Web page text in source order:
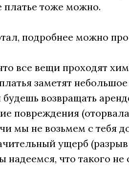
платье тоже можно.
подробнее можно
все вещи проходят
заметят
будешь возвращать
повреждения
мы не возьмем с тебя
ущерб
надеемся, что такого не